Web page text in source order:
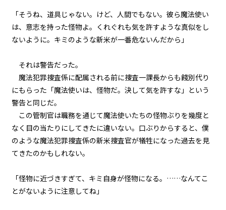
第３話
『Grimoire（魔導書）』＜１＞
『Grimoire（魔導書）』＜２＞
『Grimoire（魔導書）』＜３＞
第３話
第３話
『Grimoire（魔導書）』＜５＞
「そうね、道具じゃない。けど、人間でもない。彼ら魔法使い
は、意志を持った怪物よ。くれぐれも気を許すような真似をし
ないように。キミのような新米が一番危ないんだから」
それは警告だった。
魔法犯罪捜査係に配属される前に捜査一課長からも餞別代り
にもらった「魔法使いは、怪物だ。決して気を許すな」という
警告と同じだ。
この管制官は職務を通じて魔法使いたちの怪物ぶりを幾度と
なく目の当たりにしてきたに違いない。口ぶりからすると、僕
のような魔法犯罪捜査係の新米捜査官が犠牲になった過去を見
てきたのかもしれない。
「怪物に近づきすぎて、キミ自身が怪物になる。……なんてこ
とがないように注意してね」